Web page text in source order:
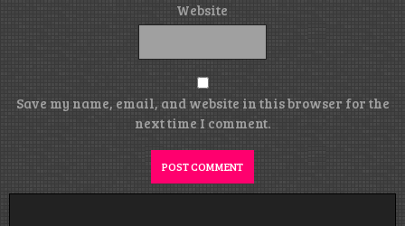
Website
Save my name, email, and website in this browser for the
next time I comment.